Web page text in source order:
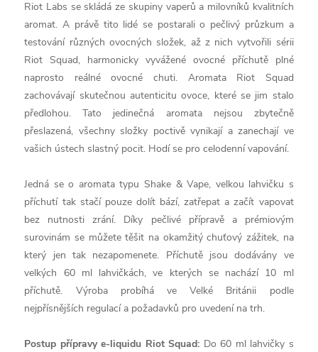
Riot Labs se skládá ze skupiny vaperů a milovníků kvalitních
aromat. A právě tito lidé se postarali o pečlivý průzkum a
testování různých ovocných složek, až z nich vytvořili sérii
Riot Squad, harmonicky vyvážené ovocné příchutě plné
naprosto reálné ovocné chuti. Aromata Riot Squad
zachovávají skutečnou autenticitu ovoce, které se jim stalo
předlohou. Tato jedinečná aromata nejsou zbytečně
přeslazená, všechny složky poctivě vynikají a zanechají ve
vašich ústech slastný pocit. Hodí se pro celodenní vapování.
Jedná se o aromata typu Shake & Vape, velkou lahvičku s
příchutí tak stačí pouze dolít bází, zatřepat a začít vapovat
bez nutnosti zrání. Díky pečlivé přípravě a prémiovým
surovinám se můžete těšit na okamžitý chuťový zážitek, na
který jen tak nezapomenete. Příchutě jsou dodávány ve
velkých 60 ml lahvičkách, ve kterých se nachází 10 ml
příchutě. Výroba probíhá ve Velké Británii podle
nejpřísnějších regulací a požadavků pro uvedení na trh.
Postup přípravy e-liquidu Riot Squad: Do 60 ml lahvičky s